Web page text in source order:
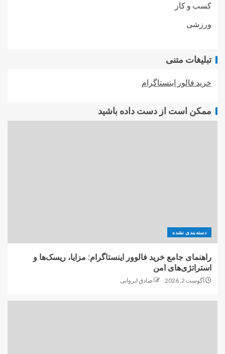
کسب و کار
ورزشی
تبلیغات متنی
خرید فالور اینستاگرام
ممکن است از دست داده باشید
دسته‌بندی نشده
راهنمای جامع خرید فالوور اینستاگرام: مزایا، ریسک‌ها و
استراتژی‌های امن
آگوست 2, 2026 صادق ایروانی